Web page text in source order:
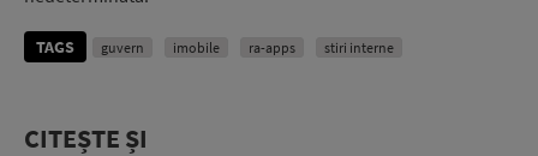
TAGS guvern imobile ra-apps stiri interne
CITEȘTE ȘI